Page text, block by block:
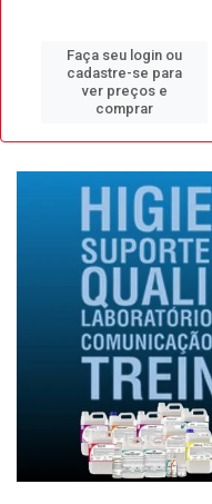
Faça seu login ou
cadastre-se para
ver preços e
comprar